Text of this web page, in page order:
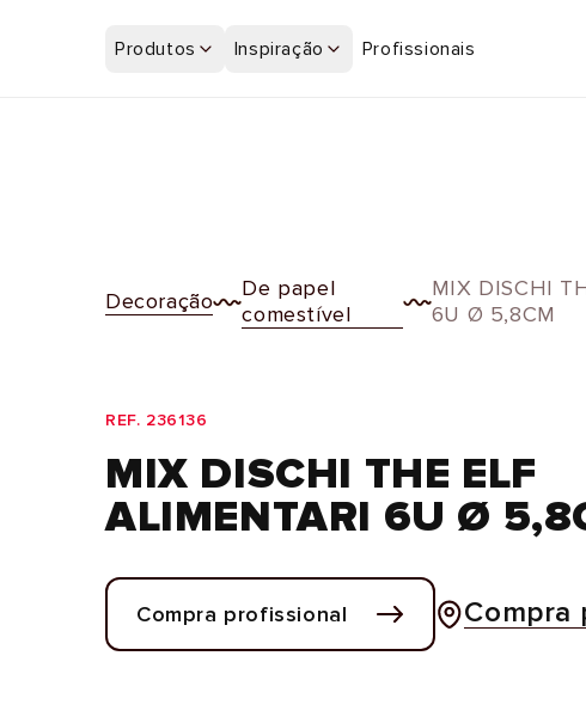
conteúdoProdutos Inspiração Profissionais
Decoração
De papel
comestível
MIX DISCHI
6U Ø 5,8CM
REF. 236136
MIX DISCHI THE ELF
ALIMENTARI 6U Ø
Compra profissional Compra